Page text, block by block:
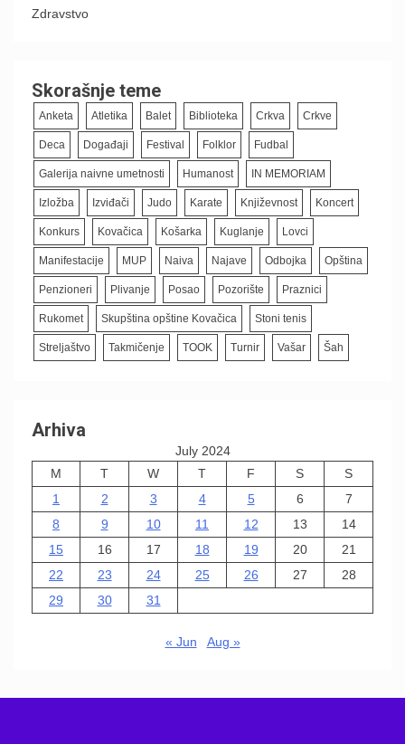
Zdravstvo
Skorašnje teme
Anketa Atletika Balet Biblioteka Crkva Crkve
Deca Događaji Festival Folklor Fudbal
Galerija naivne umetnosti Humanost IN MEMORIAM
Izložba Izviđači Judo Karate Književnost Koncert
Konkurs Kovačica Košarka Kuglanje Lovci
Manifestacije MUP Naiva Najave Odbojka Opština
Penzioneri Plivanje Posao Pozorište Praznici
Rukomet Skupština opštine Kovačica Stoni tenis
Streljaštvo Takmičenje TOOK Turnir Vašar Šah
Arhiva
July 2024
M
T W T F S
S
1
2 3 4 5 6
7
8
9 10 11 12 13
14
15
16 17 18 19 20
21
22
23 24 25 26 27
28
29
30 31
« Jun Aug »